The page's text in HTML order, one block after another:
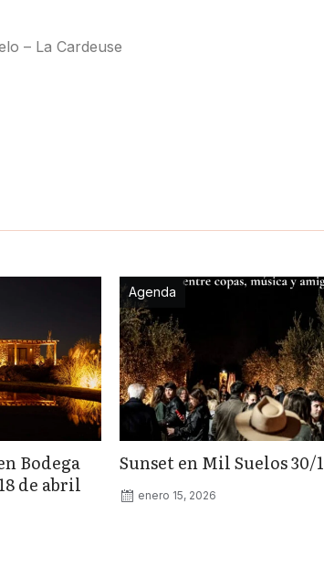
– La Cardeuse
Bodega
de abril
Agenda
Sunset en Mil Suelos 30/1
enero 15, 2026